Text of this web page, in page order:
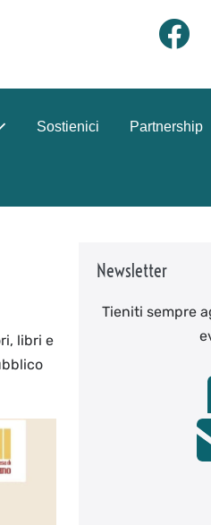
Sostienici Partnership
libri e
Newsletter
Tieniti sempre